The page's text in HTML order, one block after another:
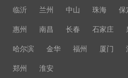
临沂 兰州 中山 珠海 保
惠州 南昌 长春 石家庄
哈尔滨 金华 福州 厦门
郑州 淮安